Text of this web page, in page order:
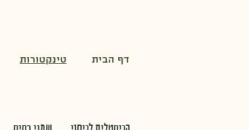
טינקטורות דף הבית